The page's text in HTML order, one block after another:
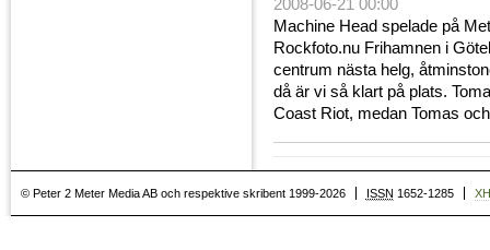
2008-06-21 00:00
Machine Head spelade på
Rockfoto.nu Frihamnen i
centrum nästa helg,
då är vi så klart på plats.
Coast Riot, medan Tomas
© Peter 2 Meter Media AB och respektive skribent 1999-2026 ISSN 1652-1285